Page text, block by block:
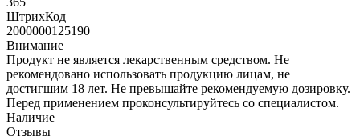
ШтрихКод
2000000125190
Внимание
Продукт не является лекарственным средством. Не
рекомендовано использовать продукцию лицам, не
достигшим 18 лет. Не превышайте рекомендуемую дозировку.
Перед применением проконсультируйтесь со специалистом.
Наличие
Отзывы